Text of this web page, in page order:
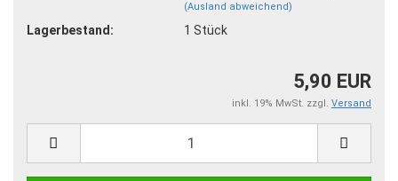
(Ausland abweichend)
Lagerbestand: 1 Stück
5,90 EUR
inkl. 19% MwSt. zzgl. Versand